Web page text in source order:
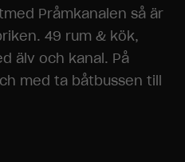
Pråmkanalen så är
49 rum & kök,
älv och kanal. På
med ta båtbussen till